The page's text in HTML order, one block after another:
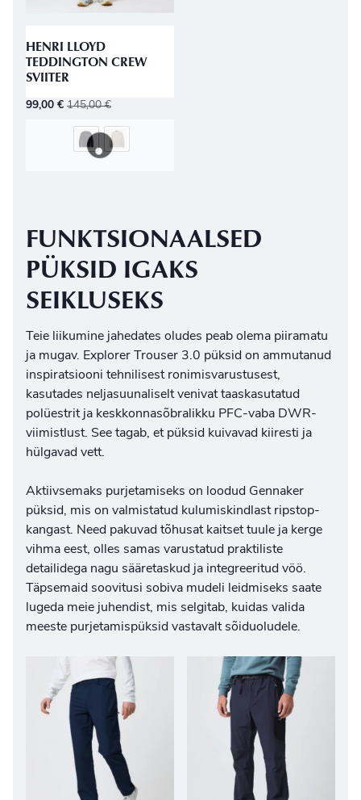
HENRI LLOYD
TEDDINGTON CREW
SVIITER
99,00 € 145,00€
FUNKTSIONAALSED
PÜKSID IGAKS
SEIKLUSEKS
Teie liikumine jahedates oludes peab olema piiramatu
ja mugav. Explorer Trouser 3.0 püksid on ammutanud
inspiratsiooni tehnilisest ronimisvarustusest,
kasutades neljasuunaliselt venivat taaskasutatud
polüestrit ja keskkonnasõbralikku PFC-vaba DWR-
viimistlust. See tagab, et püksid kuivavad kiiresti ja
hülgavad vett.
Aktiivsemaks purjetamiseks on loodud Gennaker
püksid, mis on valmistatud kulumiskindlast ripstop-
kangast. Need pakuvad tõhusat kaitset tuule ja kerge
vihma eest, olles samas varustatud praktiliste
detailidega nagu sääretaskud ja integreeritud vöö.
Täpsemaid soovitusi sobiva mudeli leidmiseks saate
lugeda meie juhendist, mis selgitab, kuidas valida
meeste purjetamispüksid vastavalt sõiduoludele.